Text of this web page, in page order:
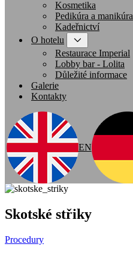
Kosmetika
Pedikúra a manikúra
Kadeřnictví
O hotelu
Restaurace Imperial
Lobby bar - Lolita
Důležité informace
Galerie
Kontakty
EN
Skotské střiky
Procedury